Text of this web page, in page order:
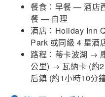
餐食：早餐 — 酒店
餐 — 自理
酒店：Holiday Inn
Park 或同級 4 星酒
路程：蒂卡波湖 →
公里) → 瓦納卡 (約
后鎮 (約1小時10分